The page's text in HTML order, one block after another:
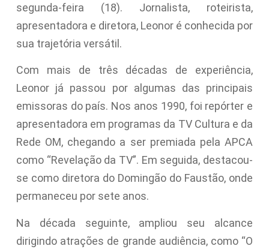
segunda-feira (18). Jornalista, roteirista,
apresentadora e diretora, Leonor é conhecida por
sua trajetória versátil.
Com mais de três décadas de experiência,
Leonor já passou por algumas das principais
emissoras do país. Nos anos 1990, foi repórter e
apresentadora em programas da TV Cultura e da
Rede OM, chegando a ser premiada pela APCA
como “Revelação da TV”. Em seguida, destacou-
se como diretora do Domingão do Faustão, onde
permaneceu por sete anos.
Na década seguinte, ampliou seu alcance
dirigindo atrações de grande audiência, como “O